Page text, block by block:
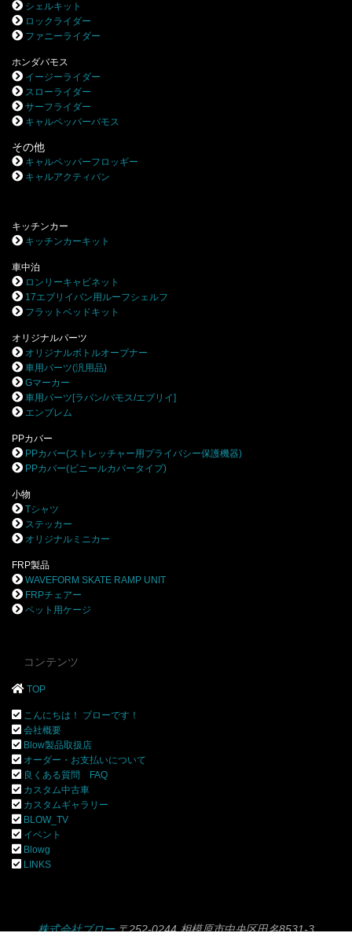
シェルキット
ロックライダー
ファニーライダー
ホンダバモス
イージーライダー
スローライダー
サーフライダー
キャルペッパーバモス
その他
キャルペッパーフロッギー
キャルアクティバン
キッチンカー
キッチンカーキット
車中泊
ロンリーキャビネット
17エブリイバン用ルーフシェルフ
フラットベッドキット
オリジナルパーツ
オリジナルボトルオープナー
車用パーツ(汎用品)
Gマーカー
車用パーツ[ラパン/バモス/エブリイ]
エンブレム
PPカバー
PPカバー(ストレッチャー用プライバシー保護機器)
PPカバー(ビニールカバータイプ)
小物
Tシャツ
ステッカー
オリジナルミニカー
FRP製品
WAVEFORM SKATE RAMP UNIT
FRPチェアー
ペット用ケージ
コンテンツ
TOP
こんにちは！ ブローです！
会社概要
Blow製品取扱店
オーダー・お支払いについて
良くある質問 FAQ
カスタム中古車
カスタムギャラリー
BLOW_TV
イベント
Blowg
LINKS
株式会社ブロー〒252-0244 相模原市中央区田名8531-3